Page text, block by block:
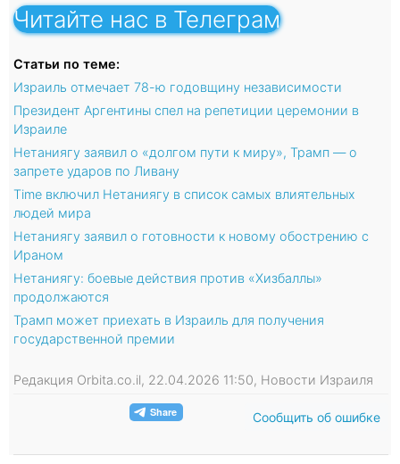
Читайте нас в Телеграм
Статьи по теме:
Израиль отмечает 78-ю годовщину независимости
Президент Аргентины спел на репетиции церемонии в
Израиле
Нетаниягу заявил о «долгом пути к миру», Трамп — о
запрете ударов по Ливану
Time включил Нетаниягу в список самых влиятельных
людей мира
Нетаниягу заявил о готовности к новому обострению с
Ираном
Нетаниягу: боевые действия против «Хизбаллы»
продолжаются
Трамп может приехать в Израиль для получения
государственной премии
Редакция Orbita.co.il, 22.04.2026 11:50, Новости Израиля
Сообщить об ошибке